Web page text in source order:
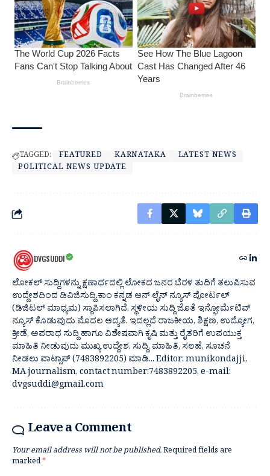
TAGGED: FEATURED KARNATAKA
LATEST NEWS
POLITICAL NEWS UPDATE
DVGSUDDI
ಲೋಕಲ್ ಸುದ್ದಿಗಳನ್ನು ಕ್ಷಣಾರ್ಧದಲ್ಲಿ ಲೋಕದ ಜನರ ಬೆರಳ ತುದಿಗೆ ತಲುಪಿಸುವ
ಉದ್ದೇಶದಿಂದ ಡಿವಿಜಿಸುದ್ದಿ.ಕಾಂ ಕನ್ನಡ ಆನ್ ಲೈನ್ ನ್ಯೂಸ್ ಪೋರ್ಟಲ್
(ಡಿಜಿಟಲ್ ಮಾಧ್ಯಮ) ಸ್ಥಾಪಿಸಲಾಗಿದೆ. ಸ್ಥಳೀಯ ಸುದ್ದಿ ಜೊತೆ ಇನ್ಫೋರ್ಮೆಟಿವ್
ನ್ಯೂಸ್ ಕೊಡುವುದು ಮೊದಲ ಆದ್ಯತೆ. ಇದಲ್ಲದೆ ರಾಜಕೀಯ, ಶಿಕ್ಷಣ, ಉದ್ಯೋಗ,
ಕ್ರೀಡೆ, ಅಪರಾಧ ಸುದ್ದಿ ಹಾಗೂ ವಿಶೇಷವಾಗಿ ಕೃಷಿ ಮತ್ತು ರೈತರಿಗೆ ಉಪಯುಕ್ತ
ಮಾಹಿತಿ ನೀಡುವುದು ಮುಖ್ಯ ಉದ್ದೇಶ. ಸುದ್ದಿ, ಮಾಹಿತಿ, ಸಲಹೆ, ಸೂಚನೆ
ನೀಡಲು ವಾಟ್ಸಾಪ್ (7483892205) ಮಾಡಿ... Editor: munikondajji,
MA journalism, contact number:7483892205, e-mail:
dvgsuddi@gmail.com
Leave a Comment
Your email address will not be published.Required fields are
marked*